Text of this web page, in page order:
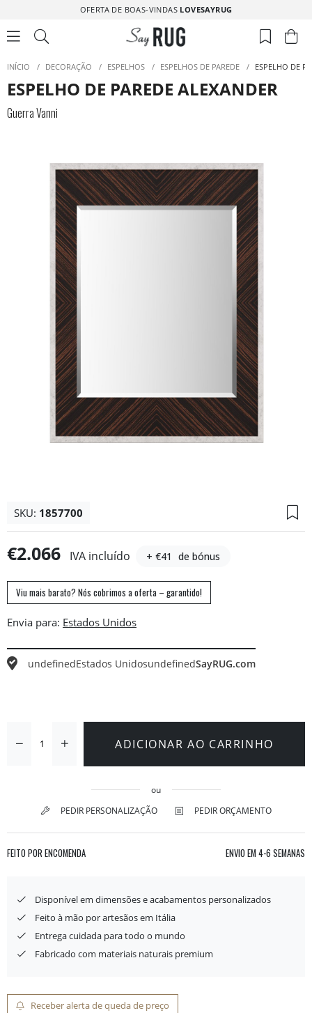
OFERTA DE BOAS-VINDAS LOVESAYRUG
INÍCIO / DECORAÇÃO / ESPELHOS / ESPELHOS DE PAREDE / ESPELHO DE
ESPELHO DE PAREDE ALEXANDER
Guerra Vanni
SKU: 1857700
€2.066 IVA incluído + €41 de bónus
Viu mais barato? Nós cobrimos a oferta – garantido!
Envia para:
undefinedEstados UnidosundefinedSayRUG.com
ADICIONAR AO CARRINHO
ou
PEDIR PERSONALIZAÇÃO
PEDIR ORÇAMENTO
FEITO POR ENCOMENDA ENVIO EM 4-6 SEMANAS
Disponível em dimensões e acabamentos personalizados
Feito à mão por artesãos em Itália
Entrega cuidada para todo o mundo
Fabricado com materiais naturais premium
Receber alerta de queda de preço